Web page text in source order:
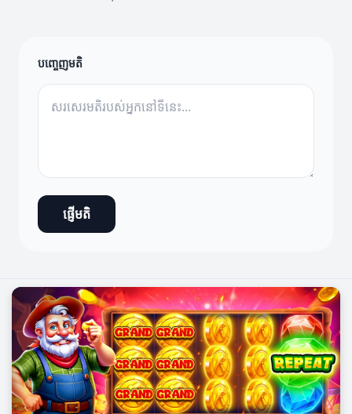
បញ្ចេញមតិ
ផ្ញើមតិ